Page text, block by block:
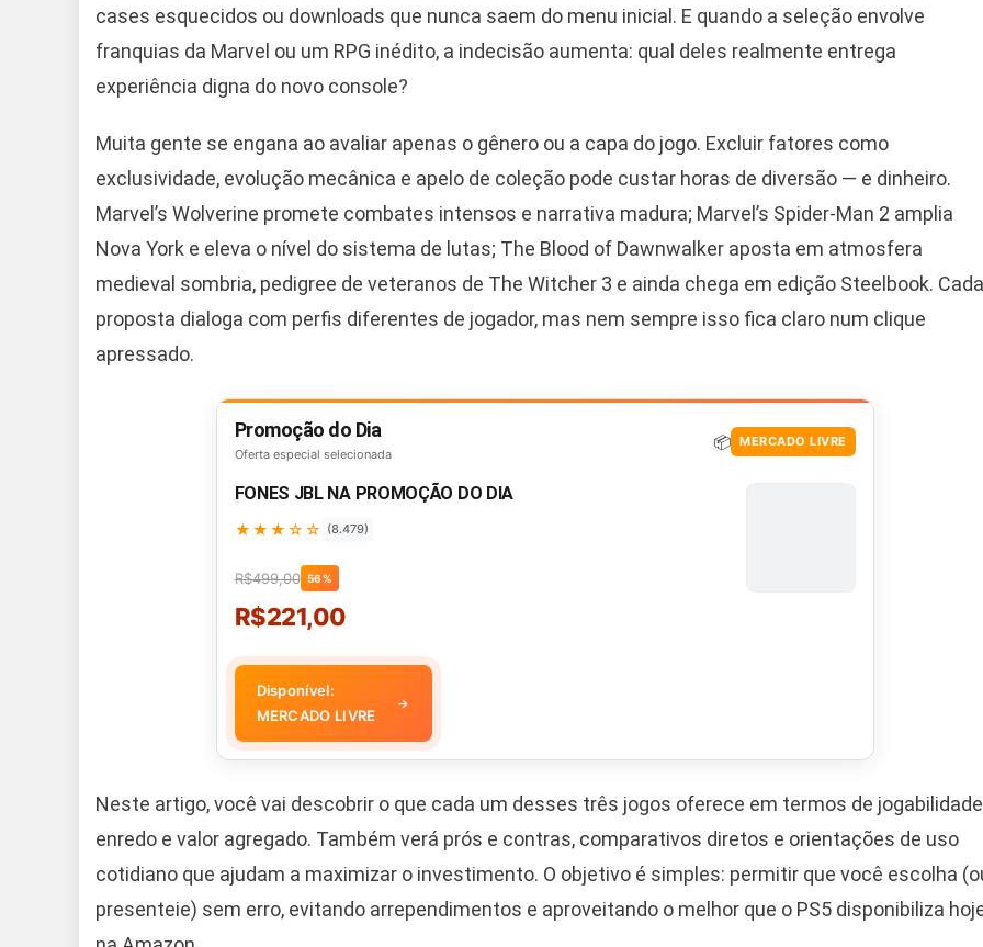
cases esquecidos ou downloads que nunca saem do menu inicial. E quando a seleção envolve
franquias da Marvel ou um RPG inédito, a indecisão aumenta: qual deles realmente entrega
experiência digna do novo console?
Muita gente se engana ao avaliar apenas o gênero ou a capa do jogo. Excluir fatores como
exclusividade, evolução mecânica e apelo de coleção pode custar horas de diversão — e dinheiro.
Marvel’s Wolverine promete combates intensos e narrativa madura; Marvel’s Spider-Man 2 amplia
Nova York e eleva o nível do sistema de lutas; The Blood of Dawnwalker aposta em atmosfera
medieval sombria, pedigree de veteranos de The Witcher 3 e ainda chega em edição Steelbook. Cada
proposta dialoga com perfis diferentes de jogador, mas nem sempre isso fica claro num clique
apressado.
Promoção do Dia
Oferta especial selecionada
📦 MERCADO LIVRE
FONES JBL NA PROMOÇÃO DO DIA
★★★☆☆ (8.479)
R$499,00 56%
R$221,00
Disponível:
MERCADO LIVRE
→
Neste artigo, você vai descobrir o que cada um desses três jogos oferece em termos de
enredo e valor agregado. Também verá prós e contras, comparativos diretos e orientações de uso
cotidiano que ajudam a maximizar o investimento. O objetivo é simples: permitir que você escolha
presenteie) sem erro, evitando arrependimentos e aproveitando o melhor que o PS5 disponibiliza